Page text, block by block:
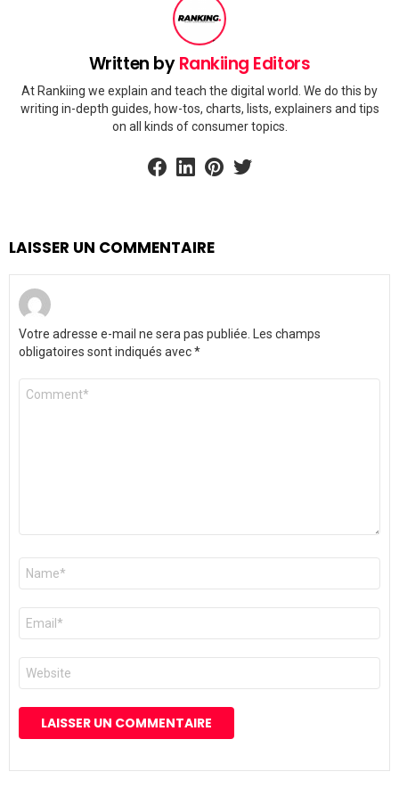
Written byRankiing Editors
At Rankiing we explain and teach the digital world. We do this by
writing in-depth guides, how-tos, charts, lists, explainers and tips
on all kinds of consumer topics.
facebooklinkedin
LAISSER UN COMMENTAIRE
Votre adresse e-mail ne sera pas publiée.
Les champs
obligatoires sont indiqués avec*
Commentaire
Nom
E-
mail
*
Site
web